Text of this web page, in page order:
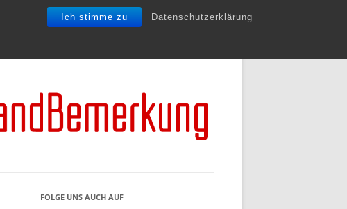
Ich stimme zu Datenschutzerklärung
FOLGE UNS AUCH AUF